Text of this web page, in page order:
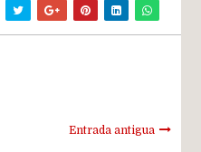
Entrada antigua